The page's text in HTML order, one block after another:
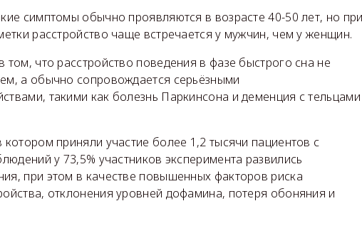
симптомы обычно проявляются в возрасте 40-50 лет, но при
расстройство чаще встречается у мужчин, чем у женщин.
что расстройство поведения в фазе быстрого сна не
а обычно сопровождается серьёзными
такими как болезнь Паркинсона и деменция с тельцами
приняли участие более 1,2 тысячи пациентов с
у 73,5% участников эксперимента развились
при этом в качестве повышенных факторов риска
отклонения уровней дофамина, потеря обоняния и